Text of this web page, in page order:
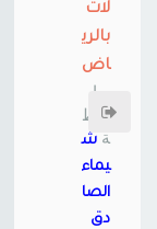
لات
بالري
اض
سط
ة ش
يماء
الصا
دق